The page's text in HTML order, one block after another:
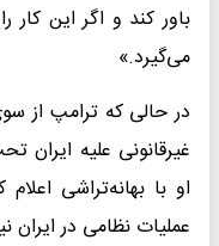
باور کند و اگر این
می‌گیرد.»
در حالی که ترامپ از
غیرقانونی علیه ایران
او با بهانه‌تراشی
عملیات نظامی در ایران